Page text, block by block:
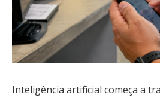
Inteligência artificial começa a